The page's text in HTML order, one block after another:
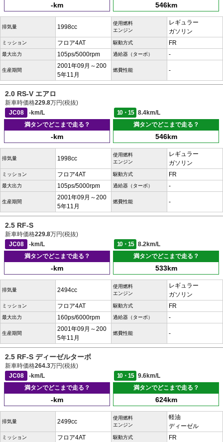
-km 546km
排気量 1998cc
使用燃料
エンジン
レギュラー
ガソリン
ミッション フロア4AT 駆動方式 FR
最大出力 105ps/5000rpm 過給器（ターボ） -
生産期間
2001年09月～200
5年11月
燃費性能 -
2.0 RS-V エアロ
新車時価格229.8万円(税抜)
JC08
-km/L 10・15
8.4km/L
満タンでどこまで走る？
-km
満タンでどこまで走る？
546km
排気量 1998cc
使用燃料
エンジン
レギュラー
ガソリン
ミッション フロア4AT 駆動方式 FR
最大出力 105ps/5000rpm 過給器（ターボ） -
生産期間
2001年09月～200
5年11月
燃費性能 -
2.5 RF-S
新車時価格229.8万円(税抜)
JC08
-km/L 10・15
8.2km/L
満タンでどこまで走る？
-km
満タンでどこまで走る？
533km
排気量 2494cc
使用燃料
エンジン
レギュラー
ガソリン
ミッション フロア4AT 駆動方式 FR
最大出力 160ps/6000rpm 過給器（ターボ） -
生産期間
2001年09月～200
5年11月
燃費性能 -
2.5 RF-S ディーゼルターボ
新車時価格264.3万円(税抜)
JC08
-km/L 10・15
9.6km/L
満タンでどこまで走る？
-km
満タンでどこまで走る？
624km
排気量 2499cc
使用燃料
エンジン
軽油
ディーゼル
ミッション フロア4AT 駆動方式 FR